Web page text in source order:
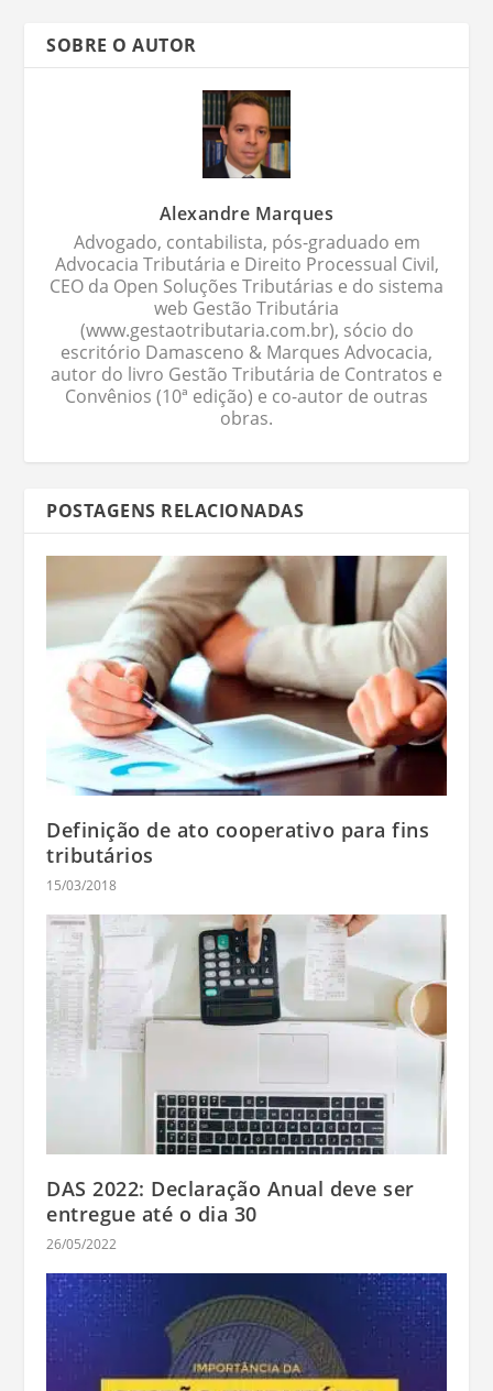
SOBRE O AUTOR
Alexandre Marques
Advogado, contabilista, pós-graduado em
Advocacia Tributária e Direito Processual Civil,
CEO da Open Soluções Tributárias e do sistema
web Gestão Tributária
(www.gestaotributaria.com.br), sócio do
escritório Damasceno & Marques Advocacia,
autor do livro Gestão Tributária de Contratos e
Convênios (10ª edição) e co-autor de outras
obras.
POSTAGENS RELACIONADAS
Definição de ato cooperativo para fins
tributários
15/03/2018
DAS 2022: Declaração Anual deve ser
entregue até o dia 30
26/05/2022